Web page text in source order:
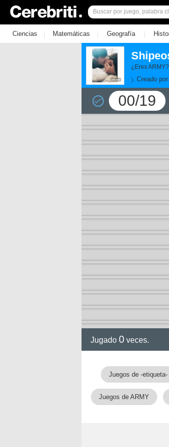
Ciencias | Matemáticas | Geografía |
¿Eres ARMY?
Creado por:
00/19
Jugado 0 veces.
Juegos de -etiqueta-
Juegos de ARMY